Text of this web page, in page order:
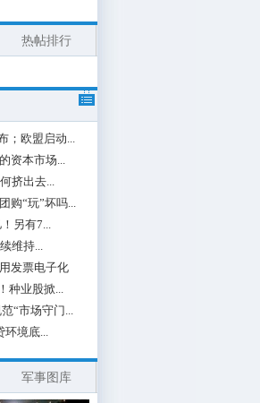
热帖排行
；欧盟启动...
资本市场...
挤出去...
购“玩”坏吗...
另有7...
维持...
发票电子化
种业股掀...
“市场守门...
环境底...
军事图库